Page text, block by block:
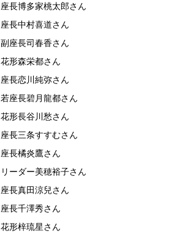
座長博多家桃太郎さん
座長中村喜道さん
副座長司春香さん
花形森栄都さん
座長恋川純弥さん
若座長碧月龍都さん
花形長谷川愁さん
座長三条すすむさん
座長橘炎鷹さん
リーダー美穂裕子さん
座長真田涼兒さん
座長千澤秀さん
花形梓琉星さん